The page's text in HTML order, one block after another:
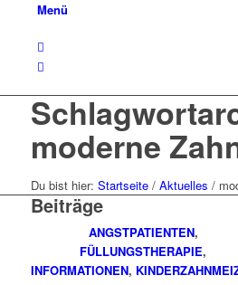
Menü
moderne
Du bist hier: Startseite / Aktuelles /
Beiträge
ANGSTPATIENTEN,
FÜLLUNGSTHERAPIE,
INFORMATIONEN,